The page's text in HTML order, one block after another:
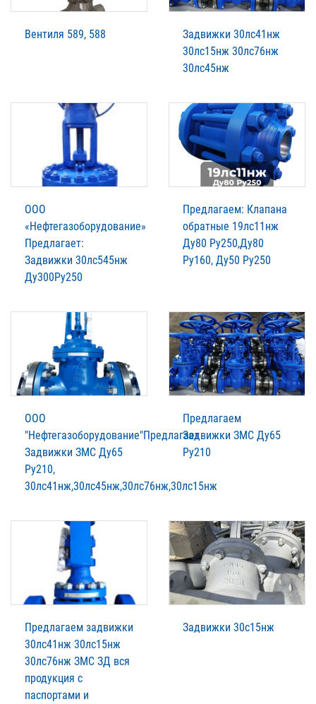
Вентиля 589, 588
Задвижки 30лс41нж
30лс15нж 30лс76нж
30лс45нж
ООО
«Нефтегазоборудование»
Предлагает:
Задвижки 30лс545нж
Ду300Ру250
Предлагаем: Клапана
обратные 19лс11нж
Ду80 Ру250,Ду80
Ру160, Ду50 Ру250
ООО
"Нефтегазоборудование"Предлагает
Задвижки ЗМС Ду65
Ру210,
30лс41нж,30лс45нж,30лс76нж,30лс15нж
Предлагаем
Задвижки ЗМС Ду65
Ру210
Предлагаем задвижки
30лс41нж 30лс15нж
30лс76нж ЗМС ЗД вся
продукция с
паспортами и
Задвижки 30с15нж